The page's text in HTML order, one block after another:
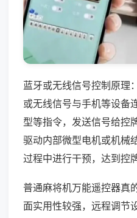
蓝牙或无线信号控制原理
或无线信号与手机等设备
型等指令，发送信号给控
驱动内部微型电机或机械
过程中进行干预，达到控
普通麻将机万能遥控器真
面实用性较强，远程调节